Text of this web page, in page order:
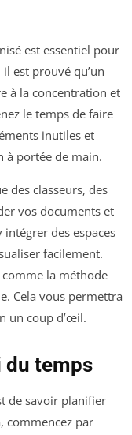
est essentiel pour
est prouvé qu’un
à la concentration et
le temps de faire
inutiles et
à portée de main.
des classeurs, des
vos documents et
intégrer des espaces
facilement.
comme la méthode
Cela vous permettra
un coup d’œil.
du temps
de savoir planifier
commencez par